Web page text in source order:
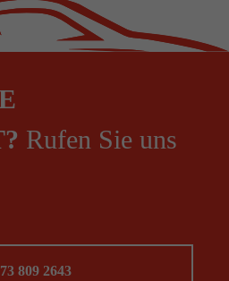
Rufen Sie uns
809 2643